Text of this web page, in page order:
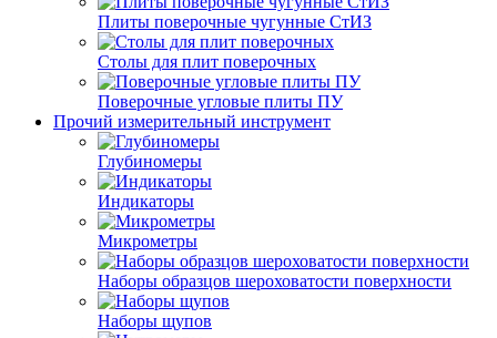
Плиты поверочные чугунные СтИЗ
Столы для плит поверочных
Поверочные угловые плиты ПУ
Прочий измерительный инструмент
Глубиномеры
Индикаторы
Микрометры
Наборы образцов шероховатости поверхности
Наборы щупов